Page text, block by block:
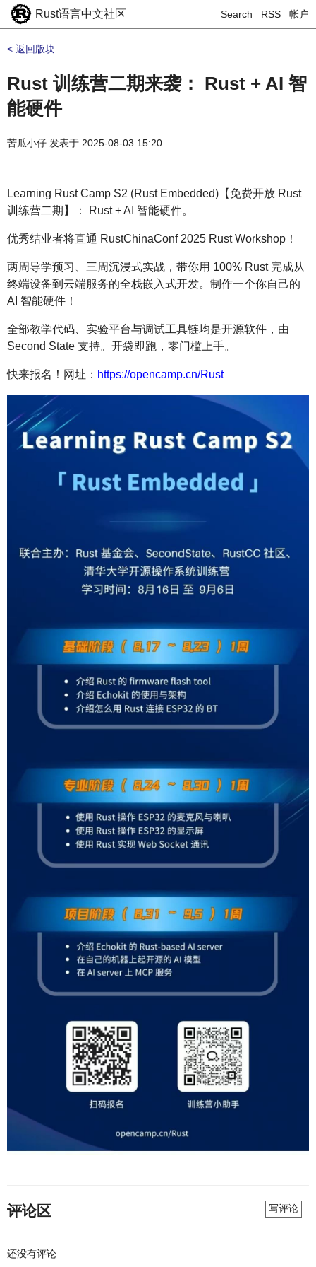
Rust语言中文社区 Search RSS 帐户
< 返回版块
Rust 训练营二期来袭： Rust + AI 智
能硬件
苦瓜小仔 发表于 2025-08-03 15:20
Learning Rust Camp S2 (Rust Embedded)【免费开放 Rust
训练营二期】： Rust + AI 智能硬件。
优秀结业者将直通 RustChinaConf 2025 Rust Workshop！
两周导学预习、三周沉浸式实战，带你用 100% Rust 完成从
终端设备到云端服务的全栈嵌入式开发。制作一个你自己的
AI 智能硬件！
全部教学代码、实验平台与调试工具链均是开源软件，由
Second State 支持。开袋即跑，零门槛上手。
快来报名！网址： https://opencamp.cn/Rust
评论区 写评论
还没有评论